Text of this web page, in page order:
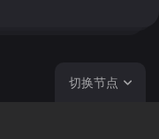
切换节点